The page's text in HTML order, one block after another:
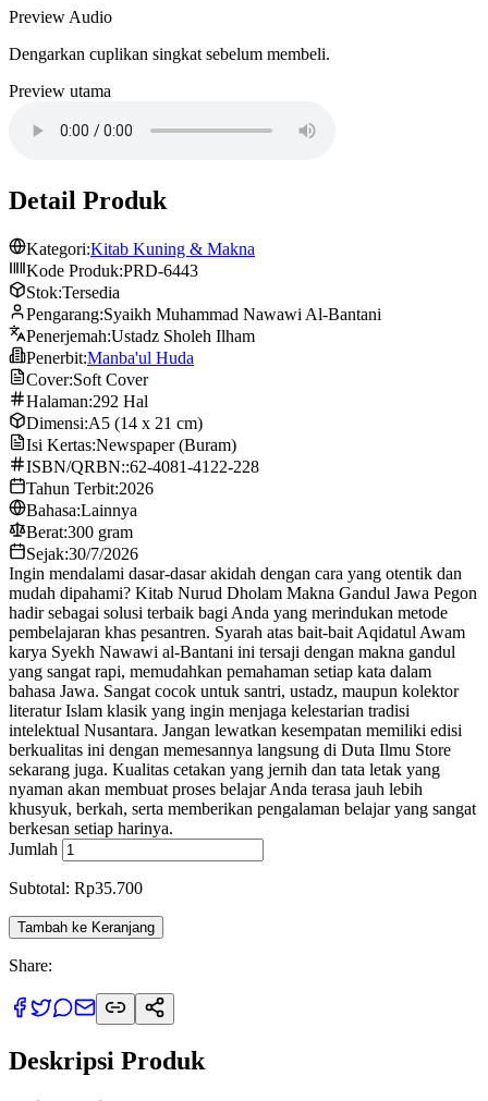
Preview Audio
Dengarkan cuplikan singkat sebelum membeli.
Preview utama
Detail Produk
Kategori:Kitab Kuning & Makna
Kode Produk:PRD-6443
Stok:Tersedia
Pengarang:Syaikh Muhammad Nawawi Al-Bantani
Penerjemah:Ustadz Sholeh Ilham
Penerbit:Manba'ul Huda
Cover:Soft Cover
Halaman:292 Hal
Dimensi:A5 (14 x 21 cm)
Isi Kertas:Newspaper (Buram)
ISBN/QRBN::62-4081-4122-228
Tahun Terbit:2026
Bahasa:Lainnya
Berat:300 gram
Sejak:30/7/2026
Ingin mendalami dasar-dasar akidah dengan cara yang otentik dan
mudah dipahami? Kitab Nurud Dholam Makna Gandul Jawa Pegon
hadir sebagai solusi terbaik bagi Anda yang merindukan metode
pembelajaran khas pesantren. Syarah atas bait-bait Aqidatul Awam
karya Syekh Nawawi al-Bantani ini tersaji dengan makna gandul
yang sangat rapi, memudahkan pemahaman setiap kata dalam
bahasa Jawa. Sangat cocok untuk santri, ustadz, maupun kolektor
literatur Islam klasik yang ingin menjaga kelestarian tradisi
intelektual Nusantara. Jangan lewatkan kesempatan memiliki edisi
berkualitas ini dengan memesannya langsung di Duta Ilmu Store
sekarang juga. Kualitas cetakan yang jernih dan tata letak yang
nyaman akan membuat proses belajar Anda terasa jauh lebih
khusyuk, berkah, serta memberikan pengalaman belajar yang sangat
berkesan setiap harinya.
Jumlah
Subtotal: Rp35.700
Tambah ke Keranjang
Share:
Deskripsi Produk